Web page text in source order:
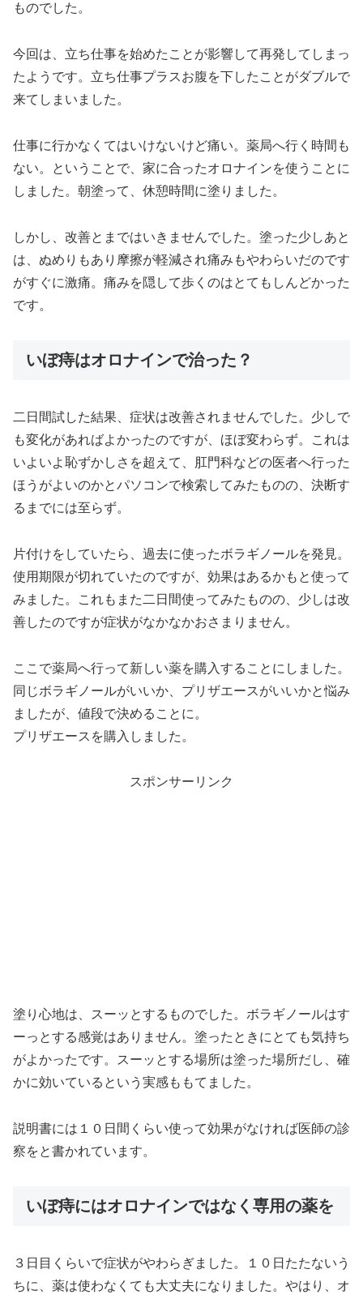
ものでした。
今回は、立ち仕事を始めたことが影響して再発してしまっ
たようです。立ち仕事プラスお腹を下したことがダブルで
来てしまいました。
仕事に行かなくてはいけないけど痛い。薬局へ行く時間も
ない。ということで、家に合ったオロナインを使うことに
しました。朝塗って、休憩時間に塗りました。
しかし、改善とまではいきませんでした。塗った少しあと
は、ぬめりもあり摩擦が軽減され痛みもやわらいだのです
がすぐに激痛。痛みを隠して歩くのはとてもしんどかった
です。
いぼ痔はオロナインで治った？
二日間試した結果、症状は改善されませんでした。少しで
も変化があればよかったのですが、ほぼ変わらず。これは
いよいよ恥ずかしさを超えて、肛門科などの医者へ行った
ほうがよいのかとパソコンで検索してみたものの、決断す
るまでには至らず。
片付けをしていたら、過去に使ったボラギノールを発見。
使用期限が切れていたのですが、効果はあるかもと使って
みました。これもまた二日間使ってみたものの、少しは改
善したのですが症状がなかなかおさまりません。
ここで薬局へ行って新しい薬を購入することにしました。
同じボラギノールがいいか、プリザエースがいいかと悩み
ましたが、値段で決めることに。
プリザエースを購入しました。
スポンサーリンク
塗り心地は、スーッとするものでした。ボラギノールはす
ーっとする感覚はありません。塗ったときにとても気持ち
がよかったです。スーッとする場所は塗った場所だし、確
かに効いているという実感ももてました。
説明書には１０日間くらい使って効果がなければ医師の診
察をと書かれています。
いぼ痔にはオロナインではなく専用の薬を
３日目くらいで症状がやわらぎました。１０日たたないう
ちに、薬は使わなくても大丈夫になりました。やはり、オ